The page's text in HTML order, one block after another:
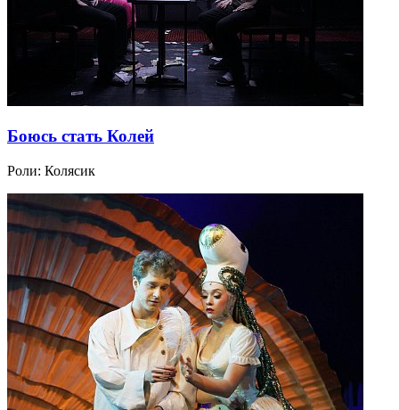
Боюсь стать Колей
Роли: Колясик